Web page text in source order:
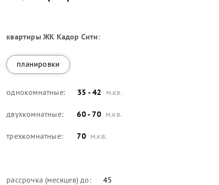
квартирыЖК Кадор Сити:
планировки
однокомнатные: 35 - 42 м.кв.
двухкомнатные: 60 - 70 м.кв.
трехкомнатные: 70 м.кв.
рассрочка (месяцев) до: 45